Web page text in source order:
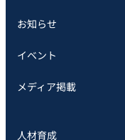
お知らせ
イベント
メディア掲載
人材育成